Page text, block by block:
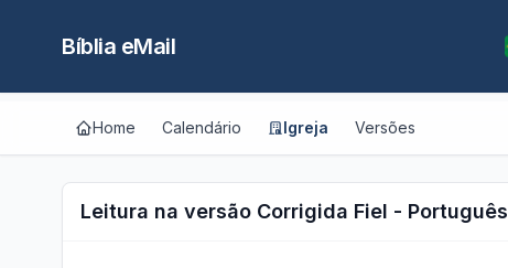
Bíblia eMail
Home Calendário Igreja Versões
Leitura na versão Corrigida Fiel - Português